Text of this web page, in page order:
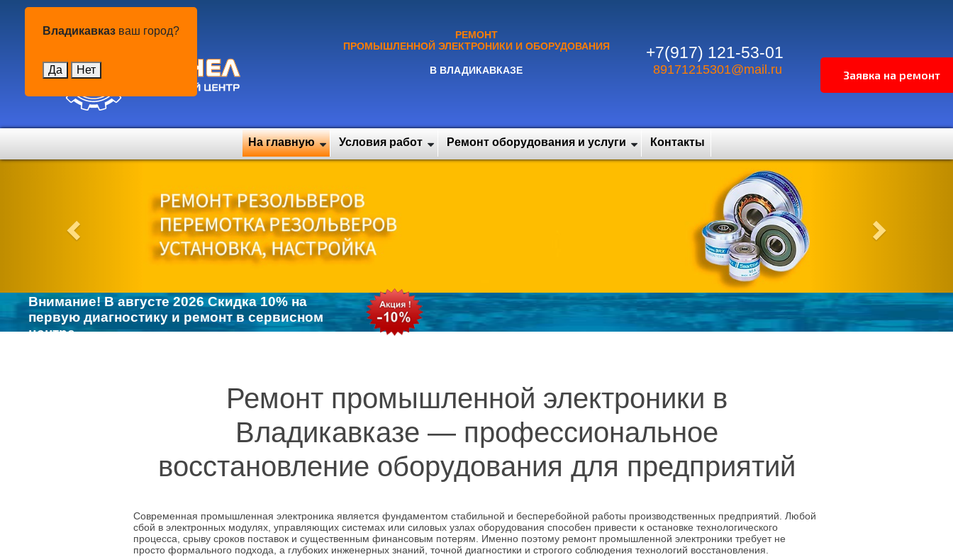
Владикавказ ваш город?
Да Нет
РЕМОНТ
ПРОМЫШЛЕННОЙ ЭЛЕКТРОНИКИ И ОБОРУДОВАНИЯ
В ВЛАДИКАВКАЗЕ
+7(917) 121-53-01
89171215301@mail.ru
На главную Условия работ Ремонт оборудования и услуги Контакты
Previous Next
Внимание! В августе 2026 Скидка 10% на
первую диагностику и ремонт в сервисном
центре
Ремонт промышленной электроники в
Владикавказе — профессиональное
восстановление оборудования для предприятий
Современная промышленная электроника является фундаментом стабильной и бесперебойной работы производственных предприятий. Любой
сбой в электронных модулях, управляющих системах или силовых узлах оборудования способен привести к остановке технологического
процесса, срыву сроков поставок и существенным финансовым потерям. Именно поэтому ремонт промышленной электроники требует не
просто формального подхода, а глубоких инженерных знаний, точной диагностики и строгого соблюдения технологий восстановления.